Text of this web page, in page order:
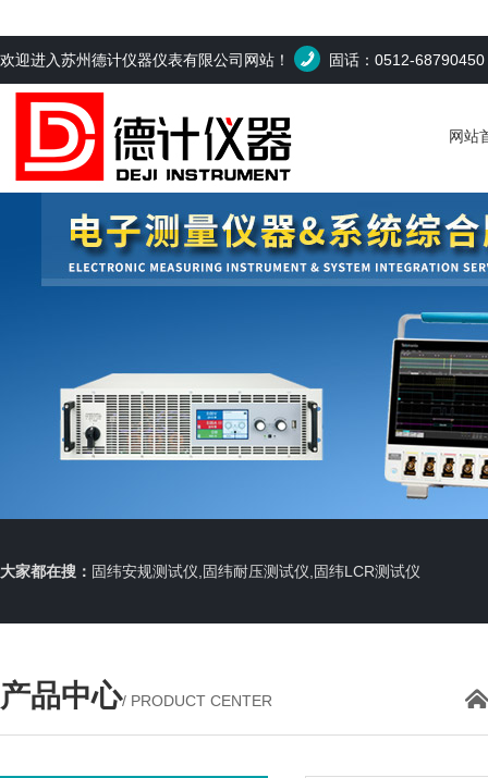
欢迎进入苏州德计仪器仪表有限公司网站！ 固话：0512-68790450
网站
大家都在搜： 固纬安规测试仪,固纬耐压测试仪,固纬LCR测试仪
产品中心/ PRODUCT CENTER